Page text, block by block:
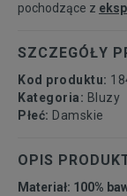
pochodzące z
SZCZEGÓŁY
Kod produktu:
Kategoria: Bluzy
Płeć: Damskie
OPIS
Materiał: 100%